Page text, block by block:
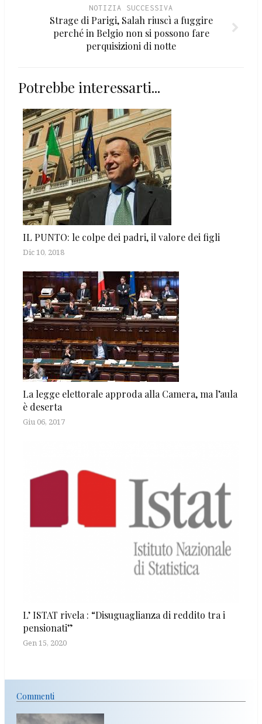
NOTIZIA SUCCESSIVA
Strage di Parigi, Salah riuscì a fuggire
perché in Belgio non si possono fare
perquisizioni di notte
Potrebbe interessarti...
IL PUNTO: le colpe dei padri, il valore dei figli
Dic 10, 2018
La legge elettorale approda alla Camera, ma l’aula
è deserta
Giu 06, 2017
L’ ISTAT rivela : “Disuguaglianza di reddito tra i
pensionati”
Gen 15, 2020
Commenti